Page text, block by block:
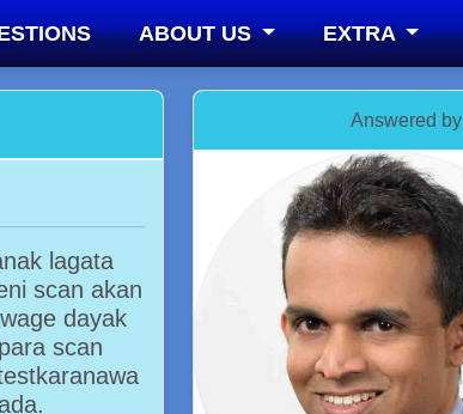
ABOUT US EXTRA
lagata
scan akan
dayak
scan
Answered by